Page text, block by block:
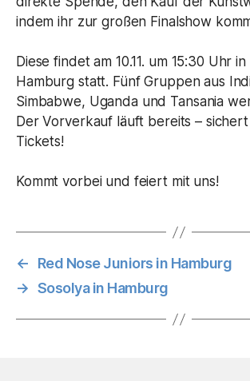
indem ihr zur großen Finalshow
Diese findet am 10.11. um 15:30 Uhr
Hamburg statt. Fünf Gruppen aus
Simbabwe, Uganda und Tansania
Der Vorverkauf läuft bereits –
Tickets!
Kommt vorbei und feiert mit uns!
←
Red Nose Juniors in Hamburg
→ Sosolya in Hamburg